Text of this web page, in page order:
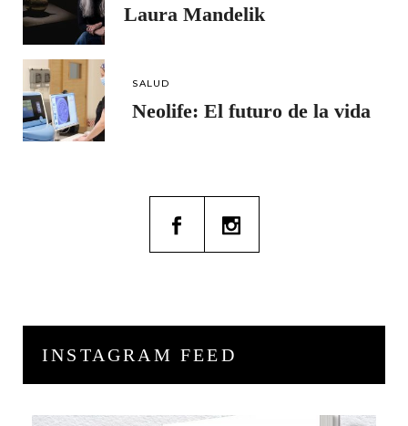
Laura Mandelik
SALUD
Neolife: El futuro de la vida
INSTAGRAM FEED